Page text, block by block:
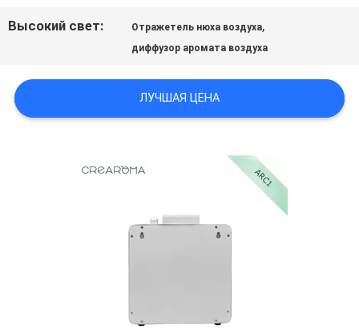
СВЯЖИТЕСЬ
НОВОСТИ
СПРОСИТЕ
Высокий свет: Отражетель нюха воздуха,
диффузор аромата воздуха
ЛУЧШАЯ ЦЕНА